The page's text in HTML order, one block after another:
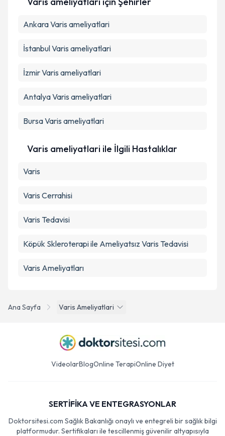
Takvim Talebini Gönder
Ana Sayfa Varis Ameliyatlari
AnkaraVaris ameliyatlari
İstanbulVaris ameliyatlari
İzmirVaris ameliyatlari
AntalyaVaris ameliyatlari
BursaVaris ameliyatlari
Varis ameliyatlari ile İlgili Hastalıklar
Varis
Varis Cerrahisi
Varis Tedavisi
Köpük Skleroterapi ile Ameliyatsız Varis Tedavisi
Varis Ameliyatları
VideolarBlogOnline TerapiOnline Diyet
SERTİFİKA VE ENTEGRASYONLAR
Doktorsitesi.com Sağlık Bakanlığı onaylı ve entegreli bir sağlık bilgi
platformudur. Sertifikaları ile tescillenmiş güvenilir altyapısıyla